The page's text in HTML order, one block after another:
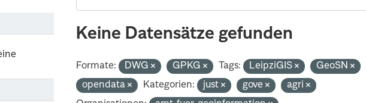
Keine Datensätze gefunden
Formate: DWG GPKG Tags: LeipziGIS
GeoSN
opendata
Kategorien: just gove
agri